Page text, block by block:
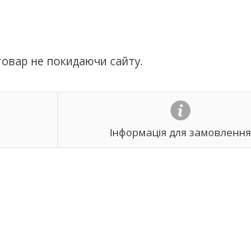
не покидаючи сайту.
Інформація для замовлення